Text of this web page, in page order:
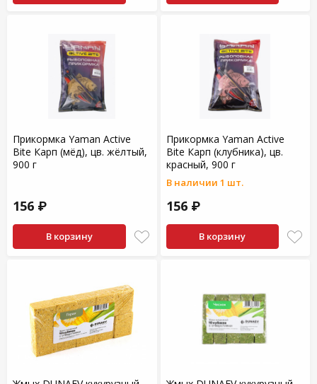
Прикормка Yaman Active
Bite Карп (мёд), цв. жёлтый,
900 г
156 ₽
В корзину
Прикормка Yaman Active
Bite Карп (клубника), цв.
красный, 900 г
В наличии 1 шт.
156 ₽
В корзину